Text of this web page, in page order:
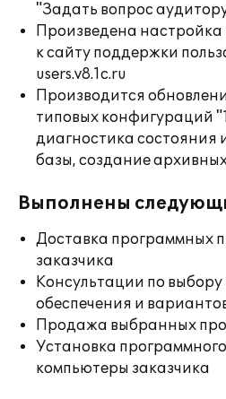
"Задать вопрос
Произведена настройка
к сайту поддержки
users.v8.1c.ru
Производится
типовых конфигураций
диагностика
базы, создание
Выполнены
Доставка программных
заказчика
Консультации по
обеспечения и
Продажа выбранных
Установка
компьютеры заказчика